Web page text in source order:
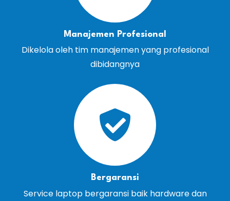
Manajemen Profesional
Dikelola oleh tim manajemen yang profesional
dibidangnya
Bergaransi
Service laptop bergaransi baik hardware dan